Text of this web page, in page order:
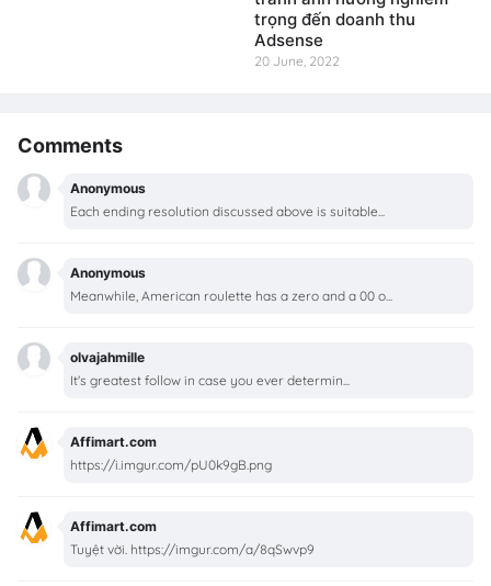
trọng đến doanh thu
Adsense
20 June, 2022
Comments
Anonymous
Each ending resolution discussed above is suitable...
Anonymous
Meanwhile, American roulette has a zero and a 00 o...
olvajahmille
It's greatest follow in case you ever determin...
Affimart.com
https://i.imgur.com/pU0k9gB.png
Affimart.com
Tuyệt vời. https://imgur.com/a/8qSwvp9